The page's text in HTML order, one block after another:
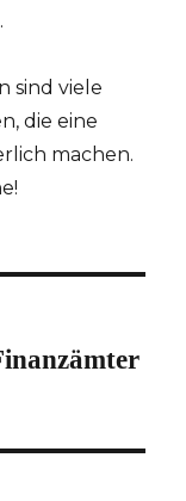
sind viele
die eine
machen.